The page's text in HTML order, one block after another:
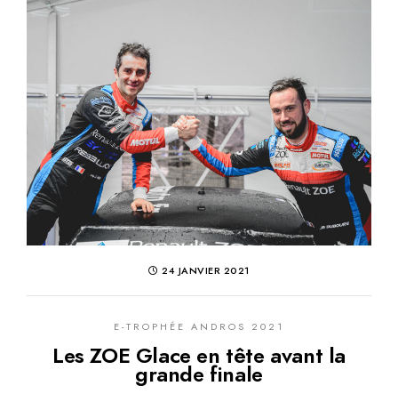
24 JANVIER 2021
E-TROPHÉE ANDROS 2021
Les ZOE Glace en tête avant la
grande finale